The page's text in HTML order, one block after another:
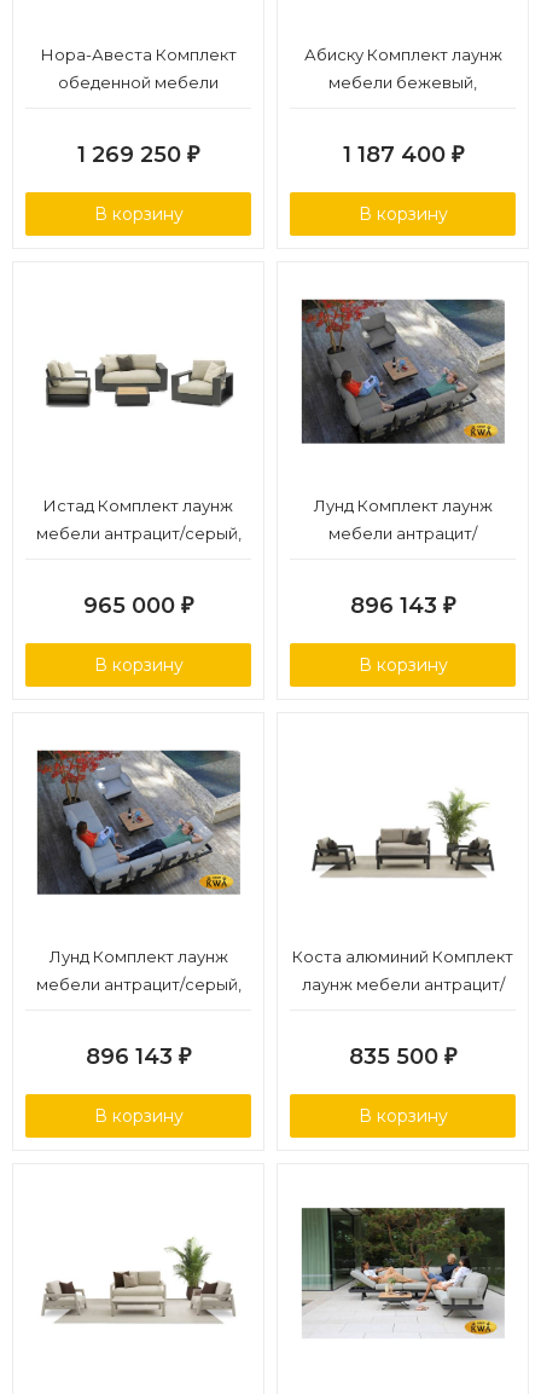
Нора-Авеста Комплект
обеденной мебели
1 269 250 ₽
В корзину
Абиску Комплект лаунж
мебели бежевый,
1 187 400 ₽
В корзину
Истад Комплект лаунж
мебели антрацит/серый,
965 000 ₽
В корзину
Лунд Комплект лаунж
мебели антрацит/
896 143 ₽
В корзину
Лунд Комплект лаунж
мебели антрацит/серый,
896 143 ₽
В корзину
Коста алюминий Комплект
лаунж мебели антрацит/
835 500 ₽
В корзину